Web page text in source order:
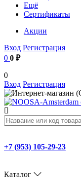
Ещё
Сертификаты
Акции
Вход Регистрация
0 0 ₽
0
Вход Регистрация
+7 (953) 105-29-23
Каталог